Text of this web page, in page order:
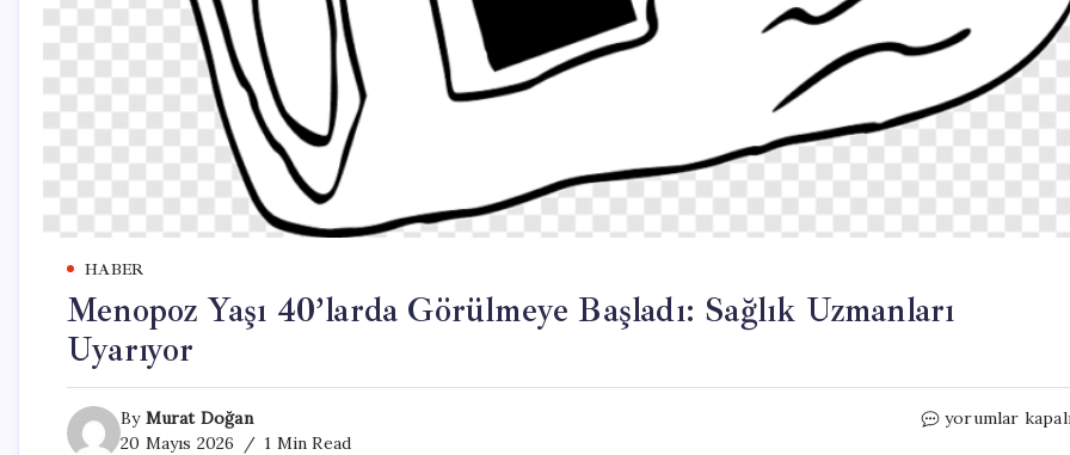
HABER
Menopoz Yaşı 40’larda Görülmeye Başladı: Sağlık Uzmanları
Uyarıyor
By Murat Doğan
20 Mayıs 2026
1 Min Read
Menopoz
yorumlar